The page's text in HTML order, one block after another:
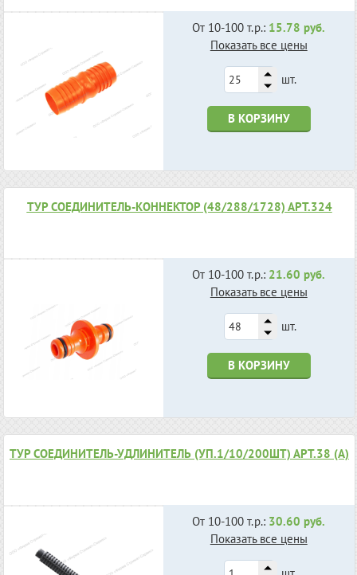
От 10-100 т.р.: 15.78 руб.
Показать все цены
шт.
В КОРЗИНУ
ТУР СОЕДИНИТЕЛЬ-КОННЕКТОР (48/288/1728) АРТ.324
От 10-100 т.р.: 21.60 руб.
Показать все цены
шт.
В КОРЗИНУ
ТУР СОЕДИНИТЕЛЬ-УДЛИНИТЕЛЬ (УП.1/10/200ШТ) АРТ.38 (А)
От 10-100 т.р.: 30.60 руб.
Показать все цены